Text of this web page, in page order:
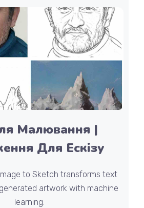
Малювання |
Для Ескізу
to Sketch transforms text
artwork with machine
learning.